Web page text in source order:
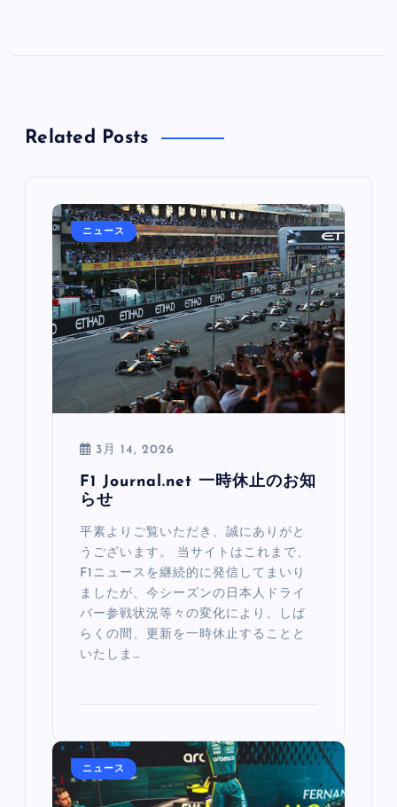
Related Posts
ニュース
3月 14, 2026
F1 Journal.net 一時休止のお知
らせ
平素よりご覧いただき、誠にありがと
うございます。 当サイトはこれまで、
F1ニュースを継続的に発信してまいり
ましたが、今シーズンの日本人ドライ
バー参戦状況等々の変化により、しば
らくの間、更新を一時休止することと
いたしま…
ニュース